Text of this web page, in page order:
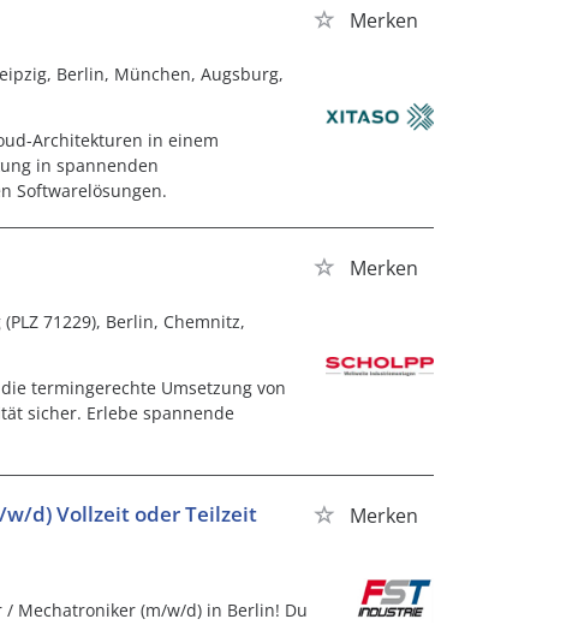
Merken
Berlin, München, Augsburg,
Architekturen in einem
in spannenden
Softwarelösungen.
Merken
71229), Berlin, Chemnitz,
termingerechte Umsetzung von
sicher. Erlebe spannende
d) Vollzeit oder Teilzeit Merken
/ Mechatroniker (m/w/d) in Berlin! Du